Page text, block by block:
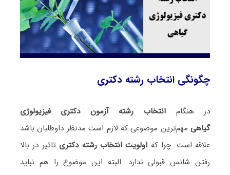
چگونگی انتخاب رشته دکتری
در هنگام انتخاب رشته آزمون دکتری فیزیولوژی
گیاهیمهم‌ترین موضوعی که لازم است مدنظر داوطلبان باشد
علاقه است. چرا که اولویت انتخاب رشته دکتری تاثیر در بالا
رفتن شانس قبولی ندارد. البته این موضوع را هم نباید